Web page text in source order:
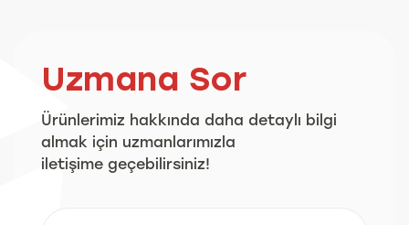
Uzmana Sor
Ürünlerimiz hakkında daha detaylı bilgi
almak için uzmanlarımızla
iletişime geçebilirsiniz!